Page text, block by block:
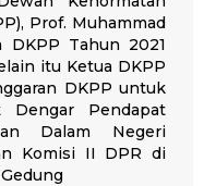
Prof. Muhammad
DKPP Tahun 2021
itu Ketua DKPP
DKPP untuk
Dengar Pendapat
Dalam Negeri
Komisi II DPR di